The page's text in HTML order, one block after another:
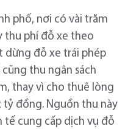
phố, nơi có vài trăm
thu phí đỗ xe theo
dừng đỗ xe trái phép
thu ngân sách
thay vì cho thuê lòng
tỷ đồng. Nguồn thu này
tế cung cấp dịch vụ đỗ